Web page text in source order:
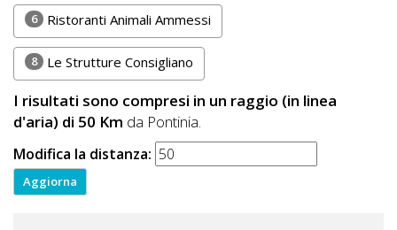
6 Ristoranti Animali Ammessi
8 Le Strutture Consigliano
I risultati sono compresi in un raggio (in linea
d'aria) di 50 Km da Pontinia.
Modifica la distanza: